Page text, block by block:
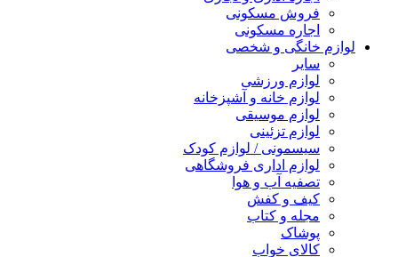
فروش مسکونی
اجاره مسکونی
لوازم خانگی و شخصی
سایر
لوازم ورزشی
لوازم خانه و آشپزخانه
لوازم موسیقی
لوازم تزئینی
سیسمونی / لوازم کودک
لوازم اداری فروشگاهی
تصفیه آب و هوا
کیف و کفش
مجله و کتاب
پوشاک
کالای خواب